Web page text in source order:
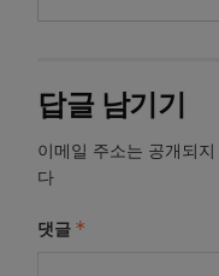
답글 남기기
이메일 주소는 공개되지
다
댓글 *